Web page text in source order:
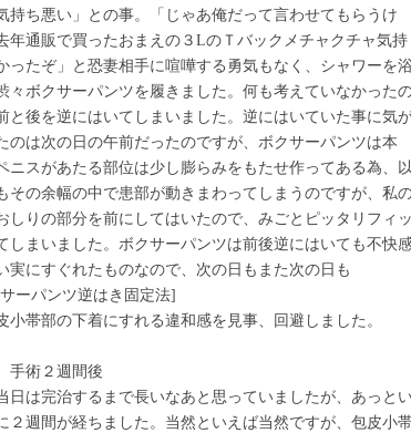
持ち悪い」との事。「じゃあ俺だって言わせてもらうけ
年通販で買ったおまえの３LのＴバックメチャクチャ気持
ったぞ」と恐妻相手に喧嘩する勇気もなく、シャワーを浴
々ボクサーパンツを履きました。何も考えていなかった
と後を逆にはいてしまいました。逆にはいていた事に気
のは次の日の午前だったのですが、ボクサーパンツは本
ニスがあたる部位は少し膨らみをもたせ作ってある為、以
その余幅の中で患部が動きまわってしまうのですが、私
しりの部分を前にしてはいたので、みごとピッタリフィッ
しまいました。ボクサーパンツは前後逆にはいても不快
実にすぐれたものなので、次の日もまた次の日も
ーパンツ逆はき固定法]
小帯部の下着にすれる違和感を見事、回避しました。
手術２週間後
日は完治するまで長いなあと思っていましたが、あっと
２週間が経ちました。当然といえば当然ですが、包皮小